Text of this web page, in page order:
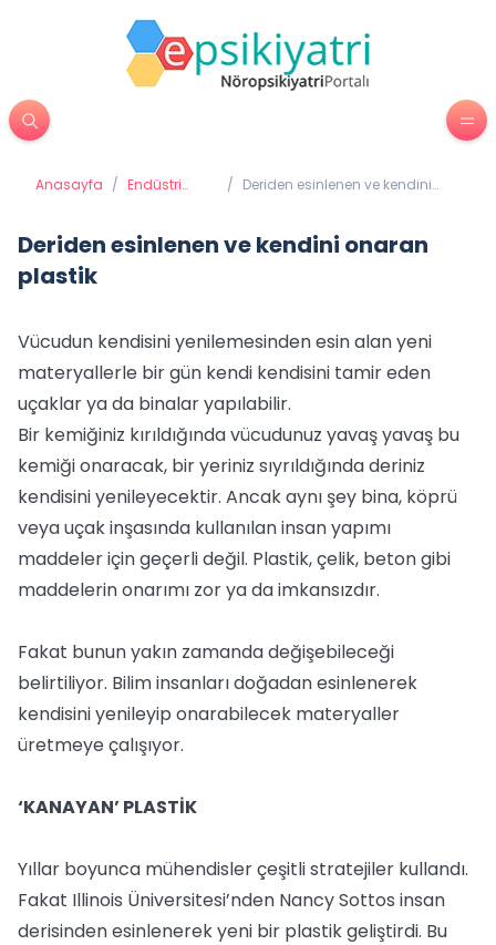
Anasayfa / Endüstri
/ Deriden esinlenen ve kendini
Deriden esinlenen ve kendini onaran
plastik
Vücudun kendisini yenilemesinden esin alan yeni
materyallerle bir gün kendi kendisini tamir eden
uçaklar ya da binalar yapılabilir.
Bir kemiğiniz kırıldığında vücudunuz yavaş yavaş bu
kemiği onaracak, bir yeriniz sıyrıldığında deriniz
kendisini yenileyecektir. Ancak aynı şey bina, köprü
veya uçak inşasında kullanılan insan yapımı
maddeler için geçerli değil. Plastik, çelik, beton gibi
maddelerin onarımı zor ya da imkansızdır.
Fakat bunun yakın zamanda değişebileceği
belirtiliyor. Bilim insanları doğadan esinlenerek
kendisini yenileyip onarabilecek materyaller
üretmeye çalışıyor.
‘KANAYAN’ PLASTİK
Yıllar boyunca mühendisler çeşitli stratejiler kullandı.
Fakat Illinois Üniversitesi’nden Nancy Sottos insan
derisinden esinlenerek yeni bir plastik geliştirdi. Bu